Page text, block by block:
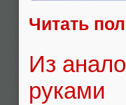
Читать
Из
руками